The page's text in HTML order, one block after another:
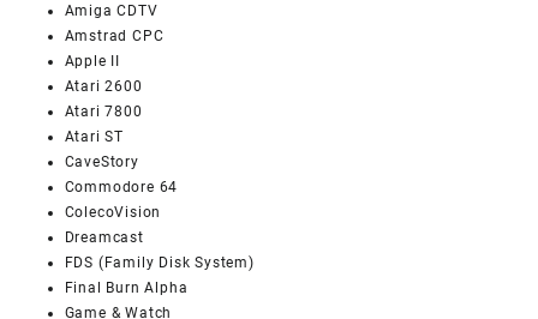
Amiga CDTV
Amstrad CPC
Apple II
Atari 2600
Atari 7800
Atari ST
CaveStory
Commodore 64
ColecoVision
Dreamcast
FDS (Family Disk System)
Final Burn Alpha
Game & Watch